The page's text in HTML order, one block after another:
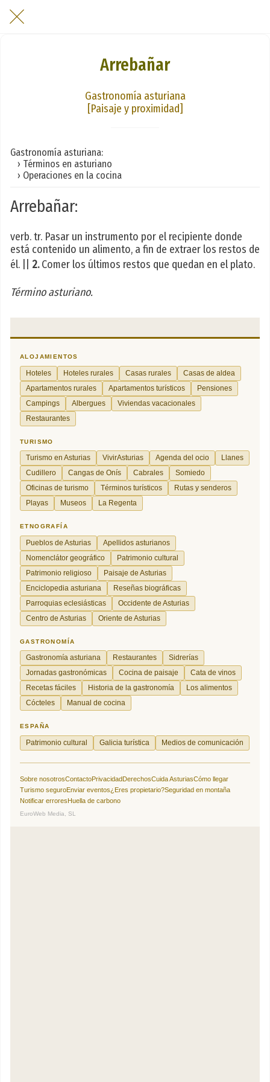
Arrebañar
Gastronomía asturiana
[Paisaje y proximidad]
Gastronomía asturiana:
› Términos en asturiano
› Operaciones en la cocina
Arrebañar:
verb. tr. Pasar un instrumento por el recipiente donde
está contenido un alimento, a fin de extraer los restos de
él. || 2.Comer los últimos restos que quedan en el plato.
Término asturiano.